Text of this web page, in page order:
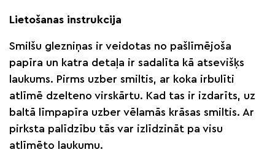
Lietošanas instrukcija
Smilšu glezniņas ir veidotas no pašlīmējoša
papīra un katra detaļa ir sadalīta kā atsevišķs
laukums. Pirms uzber smiltis, ar koka irbulīti
atlīmē dzelteno virskārtu. Kad tas ir izdarīts, uz
baltā līmpapīra uzber vēlamās krāsas smiltis. Ar
pirksta palīdzību tās var izlīdzināt pa visu
atlīmēto laukumu.